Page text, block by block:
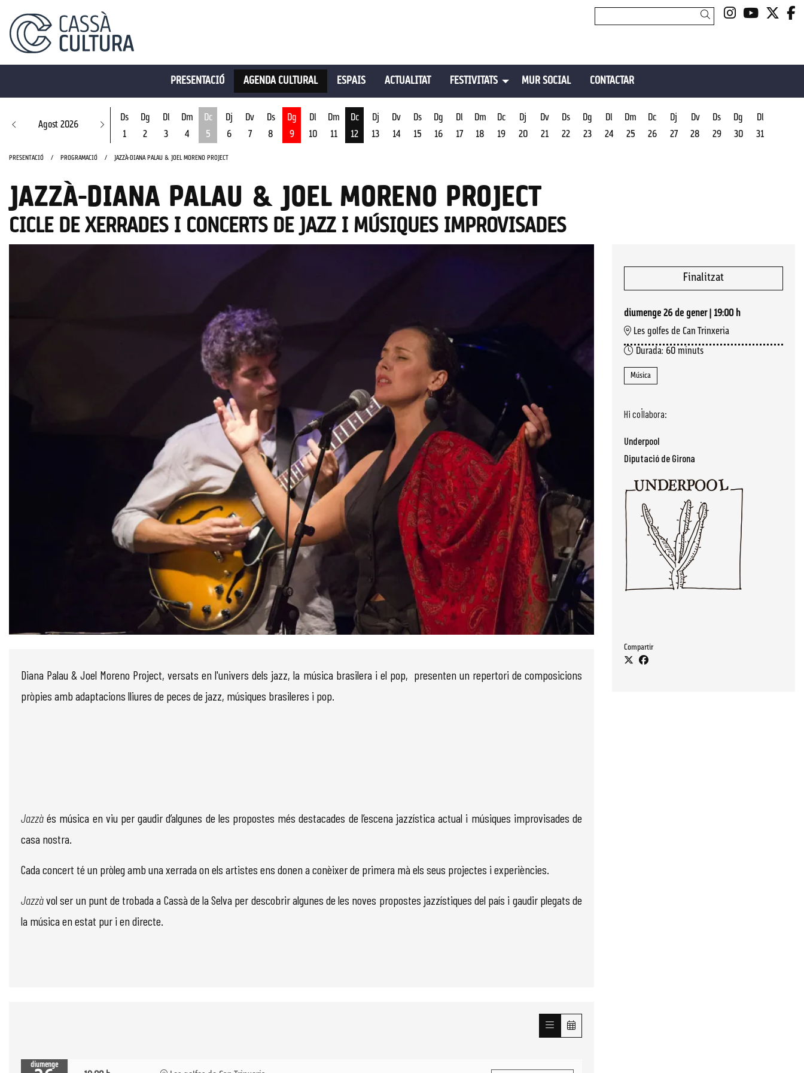
Link aLink a
Cercar
PRESENTACIÓ AGENDA CULTURAL ESPAIS ACTUALITAT FESTIVITATS MUR SOCIAL CONTACTAR
Agost 2026
Ds
1
Dg
2
Dl
3
Dm
4
Dc
5
Dj
6
Dv
7
Ds
8
Dg
9
Dl
10
Dm
11
Dc
12
Dj
13
Dv
14
Ds
15
Dg
16
Dl
17
Dm
18
Dc
19
Dj
20
Dv
21
Ds
22
Dg
23
Dl
24
Dm
25
Dc
26
Dj
27
Dv
28
Ds
29
Dg
30
Dl
31
PRESENTACIÓ PROGRAMACIÓ JAZZÀ-DIANA PALAU & JOEL MORENO PROJECT
JAZZÀ-DIANA PALAU & JOEL MORENO PROJECT
CICLE DE XERRADES I CONCERTS DE JAZZ I MÚSIQUES IMPROVISADES
Finalitzat
diumenge 26 de gener| 19:00 h
Les golfes de Can Trinxeria
Durada: 60 minuts
Música
Hi col·labora:
Underpool
Diputació de Girona
Compartir
Diana Palau & Joel Moreno Project, versats en l'univers dels jazz, la música brasilera i el pop, presenten un repertori de composicions
pròpies amb adaptacions lliures de peces de jazz, músiques brasileres i pop.
Jazzàés mú­sica en viu per gaudir d’algunes de les pro­postes més destacades de l’esce­na jazzística actual i músiques improvisades de
casa nostra.
Cada concert té un pròleg amb una xerrada on els artistes ens donen a conèixer de primera mà els seus projectes i experiències.
Jazzàvol ser un punt de trobada a Cassà de la Selva per descobrir algunes de les noves propostes jazzístiques del país i gaudir ple­gats de
la música en estat pur i en directe.
diumenge